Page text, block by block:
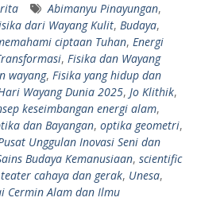
Abimanyu Pinayungan,
dari Wayang Kulit, Budaya,
ciptaan Tuhan, Energi
, Fisika dan Wayang
wayang, Fisika yang hidup dan
Wayang Dunia 2025, Jo Klithik,
keseimbangan energi alam,
dan Bayangan, optika geometri,
Unggulan Inovasi Seni dan
Budaya Kemanusiaan, scientific
teater cahaya dan gerak, Unesa,
Cermin Alam dan Ilmu